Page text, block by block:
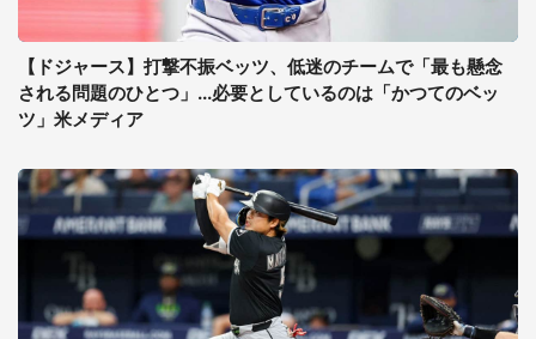
【ドジャース】打撃不振ベッツ、低迷のチームで「最も懸念
される問題のひとつ」...必要としているのは「かつてのベッ
ツ」米メディア